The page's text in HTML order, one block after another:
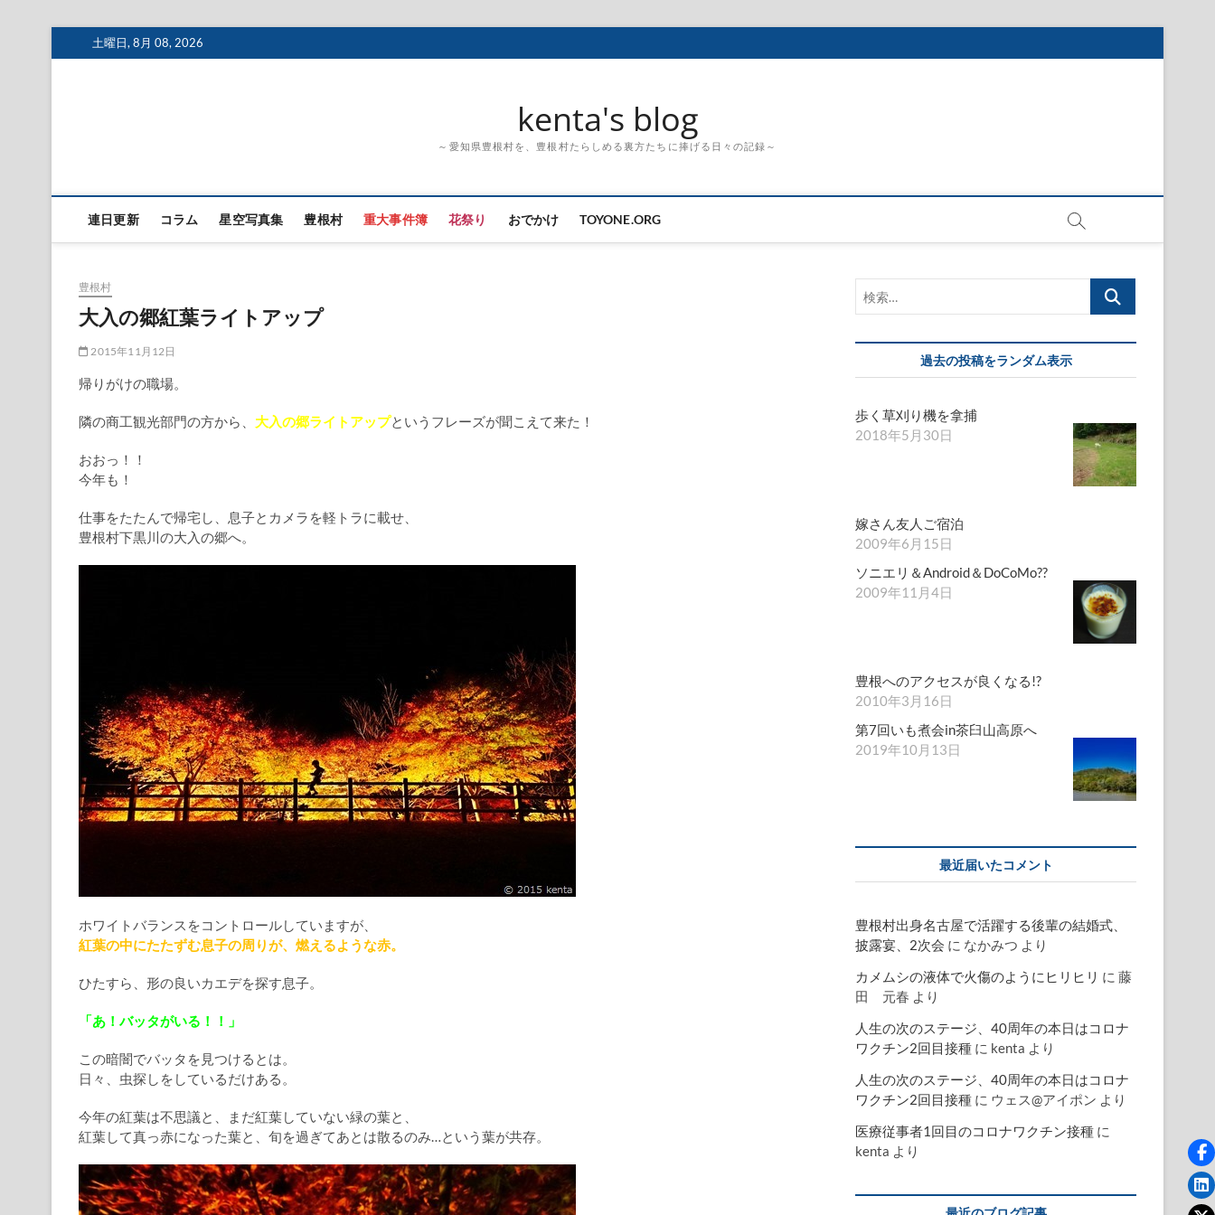
to
土曜日, 8月 08, 2026
kenta's blog
～愛知県豊根村を、豊根村たらしめる裏方たちに捧げる日々の記録～
連日更新 コラム 星空写真集 豊根村 重大事件簿 花祭り おでかけ TOYONE.ORG
豊根村
大入の郷紅葉ライトアップ
2015年11月12日
帰りがけの職場。
隣の商工観光部門の方から、 大入の郷ライトアップというフレーズが聞こえて来た！
おおっ！！
今年も！
仕事をたたんで帰宅し、息子とカメラを軽トラに載せ、
豊根村下黒川の大入の郷へ。
ホワイトバランスをコントロールしていますが、
紅葉の中にたたずむ息子の周りが、燃えるような赤。
ひたすら、形の良いカエデを探す息子。
「あ！バッタがいる！！」
この暗闇でバッタを見つけるとは。
日々、虫探しをしているだけある。
今年の紅葉は不思議と、まだ紅葉していない緑の葉と、
紅葉して真っ赤になった葉と、旬を過ぎてあとは散るのみ…という葉が共存。
索…
過去の投稿をランダム表示
歩く草刈り機を拿捕
2018年5月30日
嫁さん友人ご宿泊
2009年6月15日
ソニエリ＆Android＆DoCoMo??
2009年11月4日
豊根へのアクセスが良くなる!?
2010年3月16日
第7回いも煮会in茶臼山高原へ
2019年10月13日
最近届いたコメント
豊根村出身名古屋で活躍する後輩の結婚式、
披露宴、2次会 に なかみつ より
カメムシの液体で火傷のようにヒリヒリ に 藤
田 元春 より
人生の次のステージ、40周年の本日はコロナ
ワクチン2回目接種 に kenta より
人生の次のステージ、40周年の本日はコロナ
ワクチン2回目接種 に ウェス@アイポン より
医療従事者1回目のコロナワクチン接種 に
kenta より